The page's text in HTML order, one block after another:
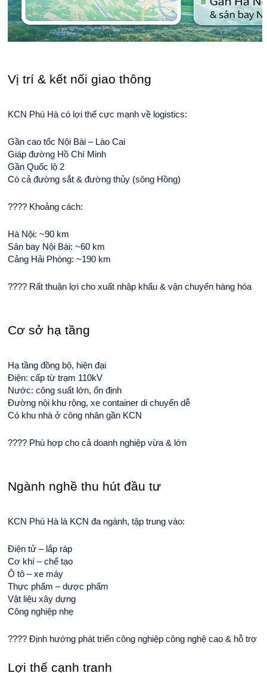
Vị trí & kết nối giao thông
KCN Phú Hà có lợi thế cực mạnh về logistics:
Gần cao tốc Nội Bài – Lào Cai
Giáp đường Hồ Chí Minh
Gần Quốc lộ 2
Có cả đường sắt & đường thủy (sông Hồng)
???? Khoảng cách:
Hà Nội: ~90 km
Sân bay Nội Bài: ~60 km
Cảng Hải Phòng: ~190 km
???? Rất thuận lợi cho xuất nhập khẩu & vận chuyển hàng hóa
Cơ sở hạ tầng
Hạ tầng đồng bộ, hiện đại
Điện: cấp từ trạm 110kV
Nước: công suất lớn, ổn định
Đường nội khu rộng, xe container di chuyển dễ
Có khu nhà ở công nhân gần KCN
???? Phù hợp cho cả doanh nghiệp vừa & lớn
Ngành nghề thu hút đầu tư
KCN Phú Hà là KCN đa ngành, tập trung vào:
Điện tử – lắp ráp
Cơ khí – chế tạo
Ô tô – xe máy
Thực phẩm – dược phẩm
Vật liệu xây dựng
Công nghiệp nhẹ
???? Định hướng phát triển công nghiệp công nghệ cao & hỗ trợ
Lợi thế cạnh tranh